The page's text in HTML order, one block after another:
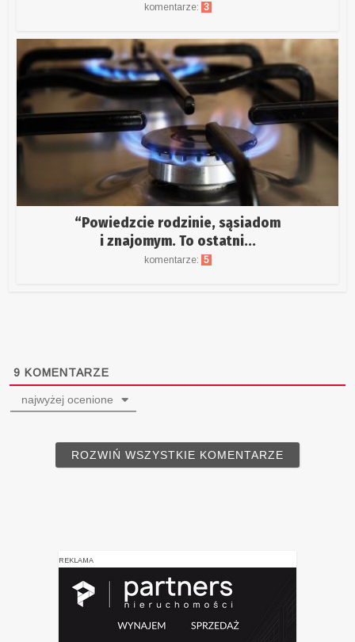
komentarze: 3
“Powiedzcie rodzinie, sąsiadom
i znajomym. To ostatni...
komentarze: 5
9 KOMENTARZE
najwyżej ocenione
ROZWIŃ WSZYSTKIE KOMENTARZE
REKLAMA